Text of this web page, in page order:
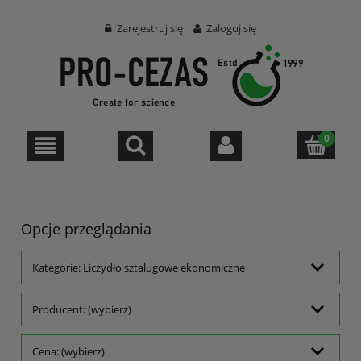
Zarejestruj się Zaloguj się
Opcje przeglądania
Kategorie: Liczydło sztalugowe ekonomiczne
Producent: (wybierz)
Cena: (wybierz)